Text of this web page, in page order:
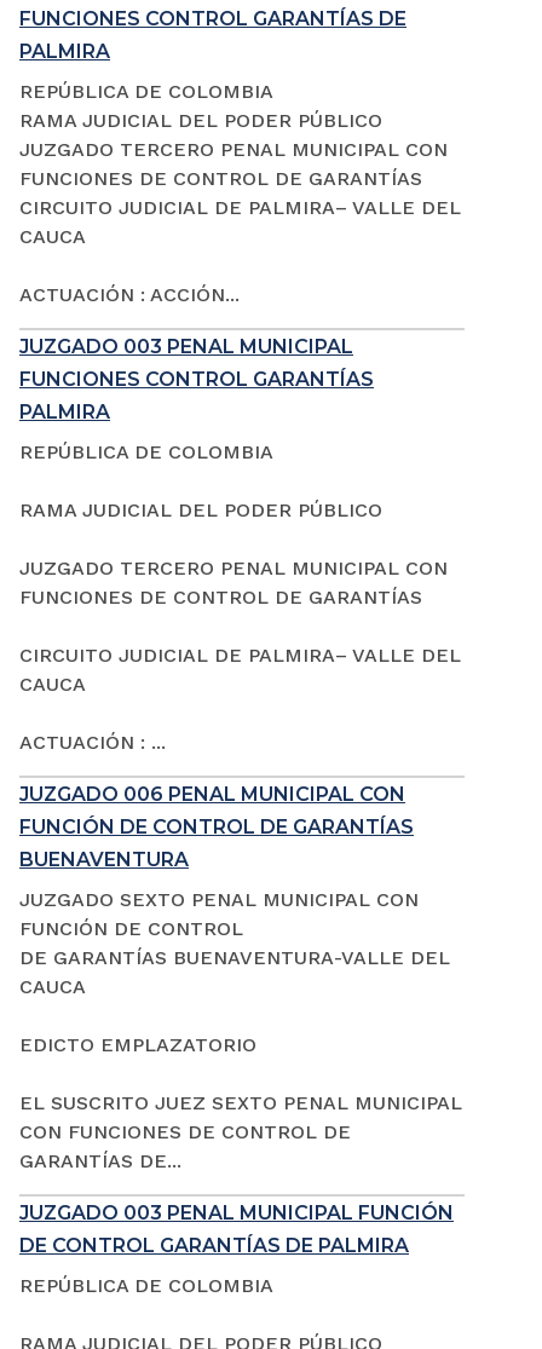
FUNCIONES CONTROL GARANTÍAS DE
PALMIRA
REPÚBLICA DE COLOMBIA
RAMA JUDICIAL DEL PODER PÚBLICO
JUZGADO TERCERO PENAL MUNICIPAL CON
FUNCIONES DE CONTROL DE GARANTÍAS
CIRCUITO JUDICIAL DE PALMIRA– VALLE DEL
CAUCA
ACTUACIÓN : ACCIÓN...
JUZGADO 003 PENAL MUNICIPAL
FUNCIONES CONTROL GARANTÍAS
PALMIRA
REPÚBLICA DE COLOMBIA
RAMA JUDICIAL DEL PODER PÚBLICO
JUZGADO TERCERO PENAL MUNICIPAL CON
FUNCIONES DE CONTROL DE GARANTÍAS
CIRCUITO JUDICIAL DE PALMIRA– VALLE DEL
CAUCA
ACTUACIÓN : ...
JUZGADO 006 PENAL MUNICIPAL CON
FUNCIÓN DE CONTROL DE GARANTÍAS
BUENAVENTURA
JUZGADO SEXTO PENAL MUNICIPAL CON
FUNCIÓN DE CONTROL
DE GARANTÍAS BUENAVENTURA-VALLE DEL
CAUCA
EDICTO EMPLAZATORIO
EL SUSCRITO JUEZ SEXTO PENAL MUNICIPAL
CON FUNCIONES DE CONTROL DE
GARANTÍAS DE...
JUZGADO 003 PENAL MUNICIPAL FUNCIÓN
DE CONTROL GARANTÍAS DE PALMIRA
REPÚBLICA DE COLOMBIA
RAMA JUDICIAL DEL PODER PÚBLICO